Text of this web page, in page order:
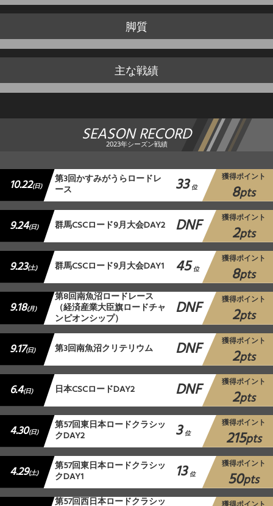
脚質
主な戦績
SEASON RECORD
2023年シーズン戦績
10.22(日) 第3回かすみがうらロードレ
ース 33 位
獲得ポイント
8pts
9.24(日) 群馬CSCロード9月大会DAY2 DNF 獲得ポイント
2pts
9.23(土) 群馬CSCロード9月大会DAY1 45 位
獲得ポイント
8pts
9.18(月)
第8回南魚沼ロードレース
（経済産業大臣旗ロードチャ
ンピオンシップ） DNF 獲得ポイント
2pts
9.17(日) 第3回南魚沼クリテリウム DNF 獲得ポイント
2pts
6.4(日) 日本CSCロードDAY2 DNF 獲得ポイント
2pts
4.30(日) 第57回東日本ロードクラシッ
クDAY2 3 位
獲得ポイント
215pts
4.29(土) 第57回東日本ロードクラシッ
クDAY1 13 位
獲得ポイント
50pts
第57回西日本ロードクラシッ